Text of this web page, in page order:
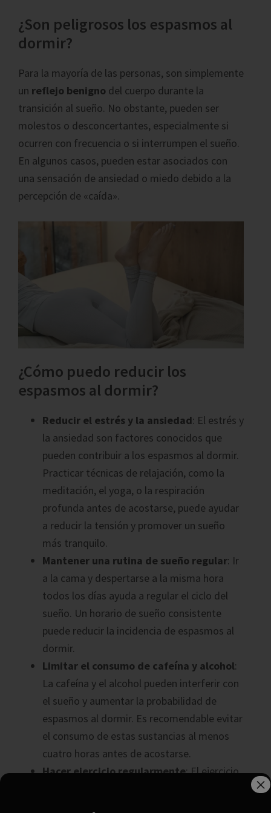
¿Son peligrosos los espasmos al
dormir?
Para la mayoría de las personas, son simplemente
un reflejo benigno del cuerpo durante la
transición al sueño. No obstante, pueden ser
molestos o desconcertantes, especialmente si
ocurren con frecuencia o si interrumpen el sueño.
En algunos casos, pueden estar asociados con
una sensación de ansiedad o miedo debido a la
percepción de «caída».
¿Cómo puedo reducir los
espasmos al dormir?
Reducir el estrés y la ansiedad: El estrés y
la ansiedad son factores conocidos que
pueden contribuir a los espasmos al dormir.
Practicar técnicas de relajación, como la
meditación, el yoga, o la respiración
profunda antes de acostarse, puede ayudar
a reducir la tensión y promover un sueño
más tranquilo.
Mantener una rutina de sueño regular: Ir
a la cama y despertarse a la misma hora
todos los días ayuda a regular el ciclo del
sueño. Un horario de sueño consistente
puede reducir la incidencia de espasmos al
dormir.
Limitar el consumo de cafeína y alcohol:
La cafeína y el alcohol pueden interferir con
el sueño y aumentar la probabilidad de
espasmos al dormir. Es recomendable evitar
el consumo de estas sustancias al menos
cuatro horas antes de acostarse.
Hacer ejercicio regularmente: El ejercicio
×